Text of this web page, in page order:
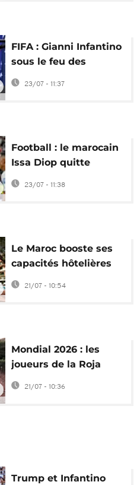
FIFA : Gianni Infantino
sous le feu des
critiques après le
Mondial
23/07 - 11:37
Football : le marocain
Issa Diop quitte
Fulham et s'engage
avec Ipswich
23/07 - 11:38
Le Maroc booste ses
capacités hôtelières
avant la Coupe du
21/07 - 10:54
Mondial 2026 : les
joueurs de la Roja
accueillis en héros à
21/07 - 10:36
Trump et Infantino